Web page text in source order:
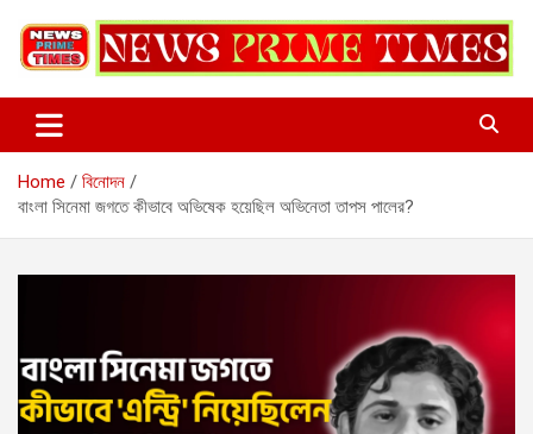
content
Home
বিনোদন
বাংলা সিনেমা জগতে কীভাবে অভিষেক হয়েছিল অভিনেতা তাপস পালের?